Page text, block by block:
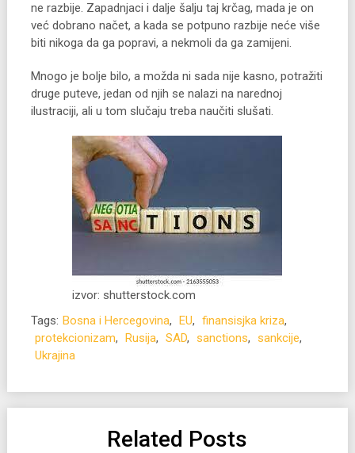
ne razbije. Zapadnjaci i dalje šalju taj krčag, mada je on
već dobrano načet, a kada se potpuno razbije neće više
biti nikoga da ga popravi, a nekmoli da ga zamijeni.
Mnogo je bolje bilo, a možda ni sada nije kasno, potražiti
druge puteve, jedan od njih se nalazi na narednoj
ilustraciji, ali u tom slučaju treba naučiti slušati.
izvor: shutterstock.com
Tags: Bosna i Hercegovina, EU, finansisjka kriza,
protekcionizam, Rusija, SAD, sanctions, sankcije,
Ukrajina
Related Posts